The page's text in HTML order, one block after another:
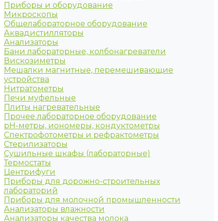
Приборы и оборудование
Микроскопы
Общелабораторное оборудование
Аквадистилляторы
Анализаторы
Бани лабораторные, колбонагреватели
Вискозиметры
Мешалки магнитные, перемешивающие
устройства
Нитратометры
Печи муфельные
Плиты нагревательные
Прочее лабораторное оборудование
рН-метры, иономеры, кондуктометры
Спектрофотометры и рефрактометры
Стерилизаторы
Сушильные шкафы (лабораторные)
Термостаты
Центрифуги
Приборы для дорожно-строительных
лабораторий
Приборы для молочной промышленности
Анализаторы влажности
Анализаторы качества молока